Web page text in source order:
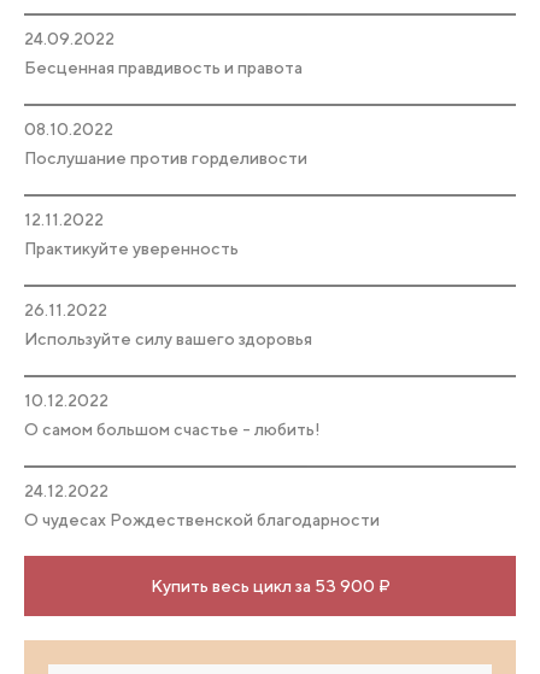
24.09.2022
Бесценная правдивость и правота
08.10.2022
Послушание против горделивости
12.11.2022
Практикуйте уверенность
26.11.2022
Используйте силу вашего здоровья
10.12.2022
О самом большом счастье - любить!
24.12.2022
О чудесах Рождественской благодарности
Купить весь цикл за 53 900 ₽